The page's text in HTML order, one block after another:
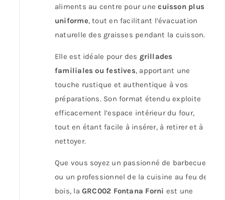
aliments au centre pour unecuisson plus
uniforme, tout en facilitant l’évacuation
naturelle des graisses pendant la cuisson.
Elle est idéale pour des grillades
familiales ou festives, apportant une
touche rustique et authentique à vos
préparations. Son format étendu exploite
efficacement l’espace intérieur du four,
tout en étant facile à insérer, à retirer et à
nettoyer.
Que vous soyez un passionné de barbecue
ou un professionnel de la cuisine au feu de
bois, la GRC002 Fontana Forni est une